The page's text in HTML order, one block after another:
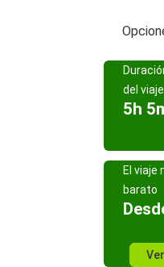
del viaje
5h
El viaje
barato